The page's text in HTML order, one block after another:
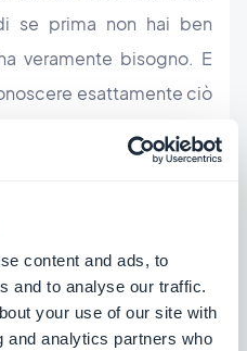
content and ads, to
and to analyse our traffic.
your use of our site with
and analytics partners who
se prima non hai ben
veramente bisogno. E
esattamente ciò
essere il più onesto
stesso). Perché non c'è
qualcosa e poi non
consegnare al